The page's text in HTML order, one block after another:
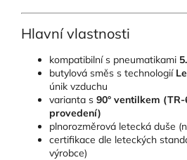
Hlavní vlastnosti
kompatibilní s pneumatikami
butylová směs s technologií
únik vzduchu
varianta s 90° ventilkem
provedení)
plnorozměrová letecká duše
certifikace dle leteckých
výrobce)